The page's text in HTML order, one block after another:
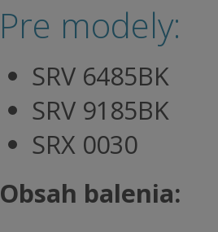
Pre modely:
SRV 6485BK
SRV 9185BK
SRX 0030
Obsah balenia: